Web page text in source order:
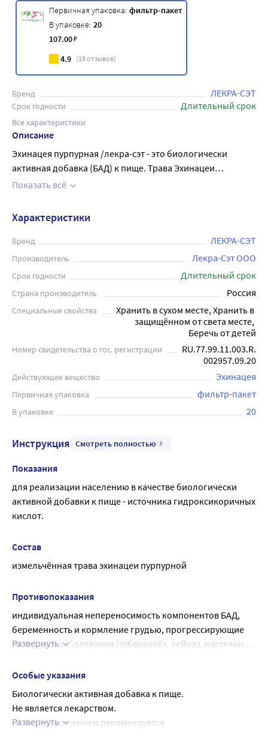
Первичная упаковка: фильтр-пакет
В упаковке: 20
107.00₽
4.9 (18отзывов)
Бренд ЛЕКРА-СЭТ
Срок годности Длительный срок
Все характеристики
Описание
Эхинацея пурпурная /лекра-сэт - это биологически
активная добавка (БАД) к пище. Трава Эхинацеи
обладает иммуномодулирующим,
антибактериальным, противоаллергическим
действиями. Особенно, эхинацея эффективна при
хронических инфекционных процессах. Благодаря
иммуномодулирующему действию она способна
инфекционных заболеваний. Фиточай упакован в
фильтр-пакеты по 1,5 грамма каждый - 20 штук в
коробке. 1 фильтр-пакет (1,5 г) залить одним стаканом
(200 мл) кипятка, настоять 15 минут, отжать фильтр-
пакет. Взрослым принимать по 1/2 стакана (100 мл)
настоя 1 раз в день во время еды. Готовый настой
Продолжительность приема - 2-3 недели. Возможен
повторный прием в течение года. Эхинацея пурпурная -
прекрасное решение для укрепления иммунитета в
рекомендуется проконсультироваться с врачом.
Показать всё
Характеристики
Бренд ЛЕКРА-СЭТ
Производитель Лекра-Сэт ООО
Срок годности Длительный срок
Страна производитель Россия
Специальные свойства
Хранить в сухом месте, Хранить в
защищённом от света месте,
Беречь от детей
Номер свидетельства о гос. регистрации
RU.77.99.11.003.R.
002957.09.20
Действующее вещество Эхинацея
Первичная упаковка фильтр-пакет
В упаковке 20
Инструкция Смотреть полностью
Показания
для реализации населению в качестве биологически
активной добавки к пище - источника гидроксикоричных
кислот.
Состав
измельчённая трава эхинацеи пурпурной
Противопоказания
индивидуальная непереносимость компонентов БАД,
беременность и кормление грудью, прогрессирующие
системные заболевания (туберкулёз, лейкоз, рассеянный
Развернуть
Особые указания
Биологически активная добавка к пище.
Не является лекарством.
Перед применением рекомендуется
Развернуть